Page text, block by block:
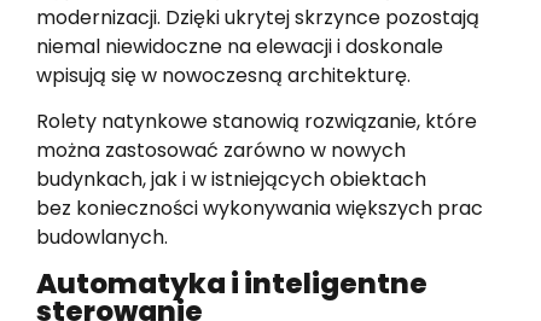
modernizacji. Dzięki ukrytej skrzynce pozostają
niemal niewidoczne na elewacji i doskonale
wpisują się w nowoczesną architekturę.
Rolety natynkowe stanowią rozwiązanie, które
można zastosować zarówno w nowych
budynkach, jak i w istniejących obiektach
bez konieczności wykonywania większych prac
budowlanych.
Automatyka i inteligentne
sterowanie